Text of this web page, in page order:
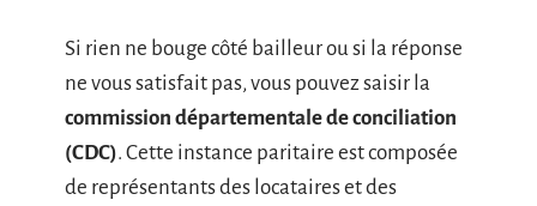
Si rien ne bouge côté bailleur ou si la réponse
ne vous satisfait pas, vous pouvez saisir la
commission départementale de conciliation
(CDC). Cette instance paritaire est composée
de représentants des locataires et des